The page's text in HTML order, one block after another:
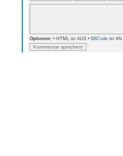
Optionen: • HTML ist AUS • BBCode ist AN